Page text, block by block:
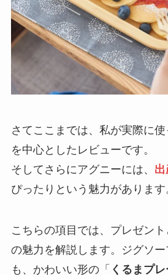
さてここまでは、私が実際に
を中心としたレビューです。
そしてさらにアグニーには、 出
ぴったりという魅力があります
こちらの項目では、プレゼン
の魅力を解説します。ジグソ
も、かわいい形の「 くるまプレ